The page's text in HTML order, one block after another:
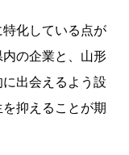
特化している点が
の企業と、山形
出会えるよう設
抑えることが期